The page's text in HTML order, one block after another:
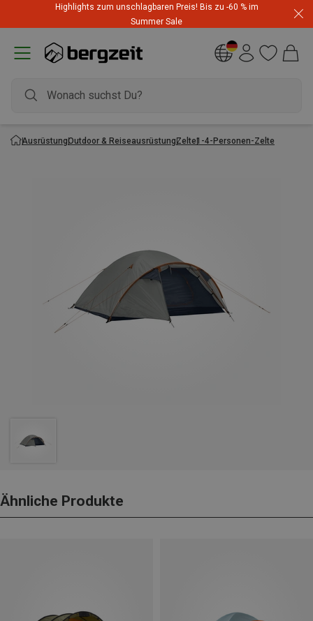
Highlights zum unschlagbaren Preis! Bis zu -60 % im
Summer Sale
Kaufe mind. 3 Artikel für mind. CHF 200 und spare 10 %
auf den günstigsten mit Code
AusrüstungOutdoor & ReiseausrüstungZelte1-4-Personen-Zelte
Ähnliche Produkte